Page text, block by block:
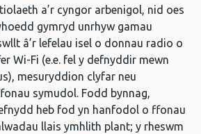
a’r cyngor arbenigol, nid oes
gymryd unrhyw gamau
â’r lefelau isel o donnau radio o
Wi-Fi (e.e. fel y defnyddir mewn
mesuryddion clyfar neu
symudol. Fodd bynnag,
heb fod yn hanfodol o ffonau
llais ymhlith plant; y rheswm